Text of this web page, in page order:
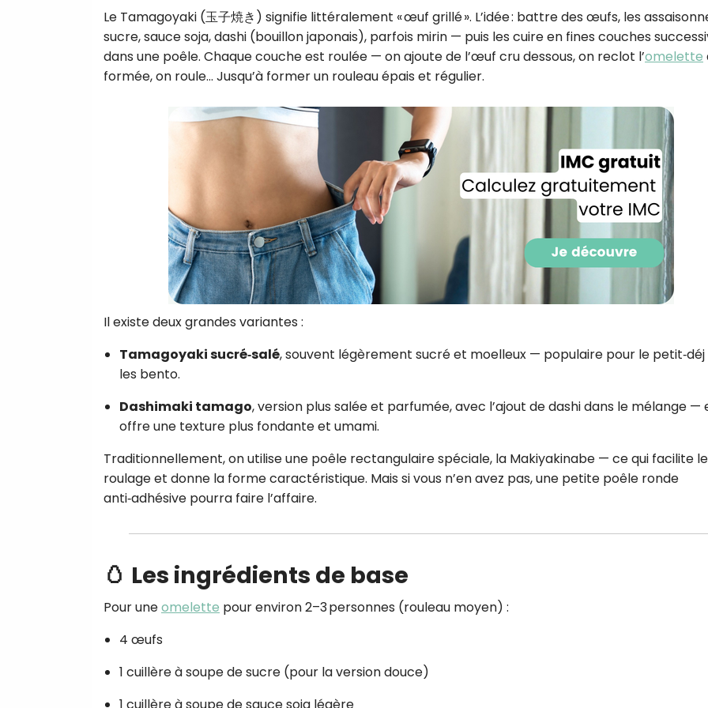
Le Tamagoyaki (玉子焼き) signifie littéralement « œuf grillé ». L’idée : battre des œufs, les
sucre, sauce soja, dashi (bouillon japonais), parfois mirin — puis les cuire en fines couches
dans une poêle. Chaque couche est roulée — on ajoute de l’œuf cru dessous, on reclot l’omelette
formée, on roule… Jusqu’à former un rouleau épais et régulier.
Il existe deux grandes variantes :
Tamagoyaki sucré‑salé, souvent légèrement sucré et moelleux — populaire pour le petit‑déj
les bento.
Dashimaki tamago, version plus salée et parfumée, avec l’ajout de dashi dans le mélange —
offre une texture plus fondante et umami.
Traditionnellement, on utilise une poêle rectangulaire spéciale, la Makiyakinabe — ce qui facilite le
roulage et donne la forme caractéristique. Mais si vous n’en avez pas, une petite poêle ronde
anti‑adhésive pourra faire l’affaire.
🥚 Les ingrédients de base
Pour uneomelette pour environ 2–3 personnes (rouleau moyen) :
4 œufs
1 cuillère à soupe de sucre (pour la version douce)
1 cuillère à soupe de sauce soja légère
CROQ.
des courriels pour mesurer et
performances des campagnes.
pourrons savoir si vous ouvrez les
l'heure à laquelle vous le faites ainsi
des informations sur le terminal que
utilisez. Pour en savoir plus sur ces
voir notrepolitique de confidentialité
Je reçois mon cadeau !
Votre adresse email sera utilisée par Digital Prisma
envoyer votre newsletter contenant des offres
personnalisées. Vous pourrez vous désinscrire en
désabonnement intégré dans la newsletter. Pour en